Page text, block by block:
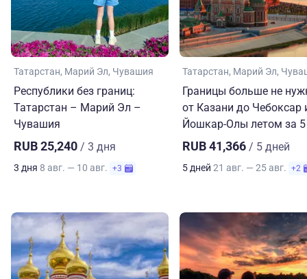
Татарстан Марий Эл Чувашия
Республики без границ:
Татарстан – Марий Эл –
Чувашия
RUB 25,240 / 3 дня
3 дня 8 авг. — 10 авг. +3
Татарстан Марий Эл
Границы больше не
от Казани до Чебоксар
Йошкар-Олы летом за
RUB 41,366 / 5 дней
5 дней 21 авг. — 25 авг. +2